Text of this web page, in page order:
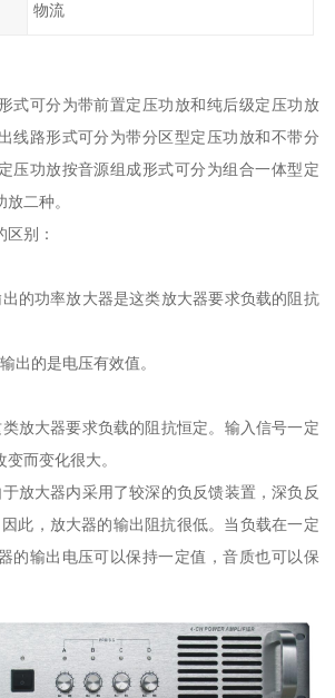
物流
式可分为带前置定压功放和纯后级定压功放
线路形式可分为带分区型定压功放和不带分
压功放按音源组成形式可分为组合一体型定
二种。
别：
的功率放大器是这类放大器要求负载的阻抗
出的是电压有效值。
放大器要求负载的阻抗恒定。输入信号一定
而变化很大。
放大器内采用了较深的负反馈装置，深负反
此，放大器的输出阻抗很低。当负载在一定
的输出电压可以保持一定值，音质也可以保